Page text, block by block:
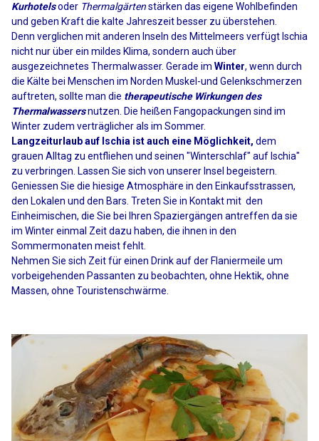
Kurhotelsoder Thermalgärtenstärken das eigene Wohlbefinden
und geben Kraft die kalte Jahreszeit besser zu überstehen.
Denn verglichen mit anderen Inseln des Mittelmeers verfügt Ischia
nicht nur über ein mildes Klima, sondern auch über
ausgezeichnetes Thermalwasser. Gerade im Winter, wenn durch
die Kälte bei Menschen im Norden Muskel-und Gelenkschmerzen
auftreten, sollte man die therapeutische Wirkungen des
Thermalwassersnutzen. Die heißen Fangopackungen sind im
Winter zudem verträglicher als im Sommer.
Langzeiturlaub auf Ischia ist auch eine Möglichkeit, dem
grauen Alltag zu entfliehen und seinen "Winterschlaf" auf Ischia"
zu verbringen. Lassen Sie sich von unserer Insel begeistern.
Geniessen Sie die hiesige Atmosphäre in den Einkaufsstrassen,
den Lokalen und den Bars. Treten Sie in Kontakt mit den
Einheimischen, die Sie bei Ihren Spaziergängen antreffen da sie
im Winter einmal Zeit dazu haben, die ihnen in den
Sommermonaten meist fehlt.
Nehmen Sie sich Zeit für einen Drink auf der Flaniermeile um
vorbeigehenden Passanten zu beobachten, ohne Hektik, ohne
Massen, ohne Touristenschwärme.